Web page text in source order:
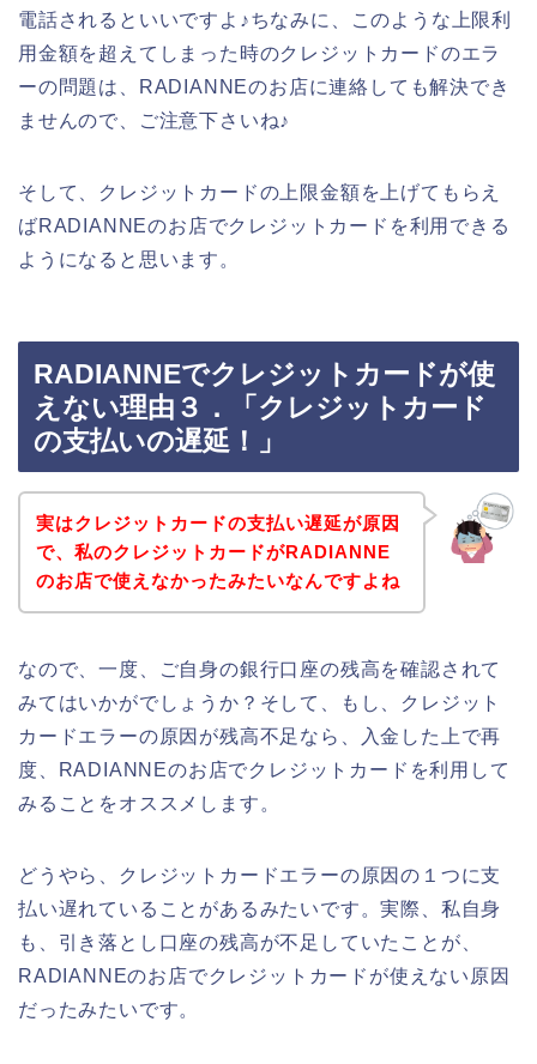
電話されるといいですよ♪ちなみに、このような上限利
用金額を超えてしまった時のクレジットカードのエラ
ーの問題は、RADIANNEのお店に連絡しても解決でき
ませんので、ご注意下さいね♪
そして、クレジットカードの上限金額を上げてもらえ
ばRADIANNEのお店でクレジットカードを利用できる
ようになると思います。
RADIANNEでクレジットカードが使
えない理由３．「クレジットカード
の支払いの遅延！」
実はクレジットカードの支払い遅延が原因
で、私のクレジットカードがRADIANNE
のお店で使えなかったみたいなんですよね
なので、一度、ご自身の銀行口座の残高を確認されて
みてはいかがでしょうか？そして、もし、クレジット
カードエラーの原因が残高不足なら、入金した上で再
度、RADIANNEのお店でクレジットカードを利用して
みることをオススメします。
どうやら、クレジットカードエラーの原因の１つに支
払い遅れていることがあるみたいです。実際、私自身
も、引き落とし口座の残高が不足していたことが、
RADIANNEのお店でクレジットカードが使えない原因
だったみたいです。